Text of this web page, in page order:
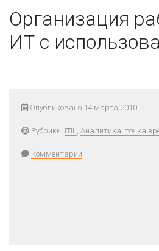
Организация
ИТ с
Опубликовано 14 марта 2010
Рубрики: ITIL, Аналитика: точка
Комментарии